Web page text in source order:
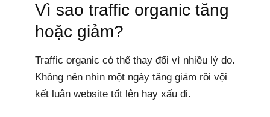
Vì sao traffic organic tăng
hoặc giảm?
Traffic organic có thể thay đổi vì nhiều lý do.
Không nên nhìn một ngày tăng giảm rồi vội
kết luận website tốt lên hay xấu đi.